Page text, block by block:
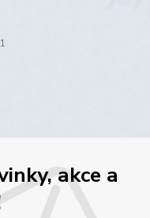
akce a